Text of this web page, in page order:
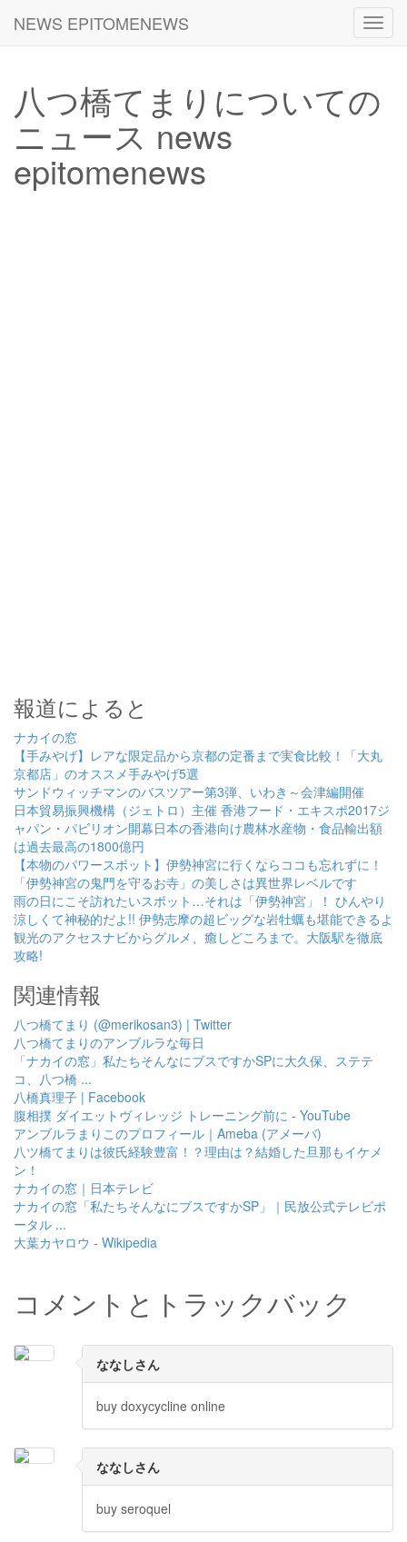
NEWS EPITOMENEWS
八つ橋てまりについての
ニュース news
epitomenews
報道によると
ナカイの窓
【手みやげ】レアな限定品から京都の定番まで実食比較！「大丸
京都店」のオススメ手みやげ5選
サンドウィッチマンのバスツアー第3弾、いわき～会津編開催
日本貿易振興機構（ジェトロ）主催 香港フード・エキスポ2017ジ
ャパン・パビリオン開幕日本の香港向け農林水産物・食品輸出額
は過去最高の1800億円
【本物のパワースポット】伊勢神宮に行くならココも忘れずに！
「伊勢神宮の鬼門を守るお寺」の美しさは異世界レベルです
雨の日にこそ訪れたいスポット…それは「伊勢神宮」！ ひんやり
涼しくて神秘的だよ!! 伊勢志摩の超ビッグな岩牡蠣も堪能できるよ
観光のアクセスナビからグルメ、癒しどころまで。大阪駅を徹底
攻略!
関連情報
八つ橋てまり (@merikosan3) | Twitter
八つ橋てまりのアンブルラな毎日
「ナカイの窓」私たちそんなにブスですかSPに大久保、ステテ
コ、八つ橋 ...
八橋真理子 | Facebook
腹相撲 ダイエットヴィレッジ トレーニング前に - YouTube
アンブルラまりこのプロフィール｜Ameba (アメーバ)
八ツ橋てまりは彼氏経験豊富！？理由は？結婚した旦那もイケメ
ン！
ナカイの窓｜日本テレビ
ナカイの窓「私たちそんなにブスですかSP」｜民放公式テレビポ
ータル ...
大葉カヤロウ - Wikipedia
コメントとトラックバック
ななしさん
buy doxycycline online
ななしさん
buy seroquel